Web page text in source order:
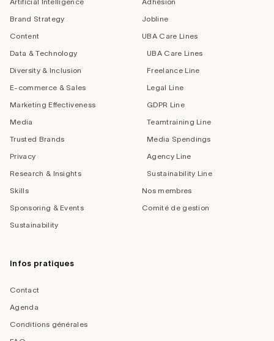
Artificial Intelligence
Brand Strategy
Content
Data & Technology
Diversity & Inclusion
E-commerce & Sales
Marketing Effectiveness
Media
Trusted Brands
Privacy
Research & Insights
Skills
Sponsoring & Events
Sustainability
Adhésion
Jobline
UBA Care Lines
UBA Care Lines
Freelance Line
Legal Line
GDPR Line
Teamtraining Line
Media Spendings
Agency Line
Sustainability Line
Nos membres
Comité de gestion
Infos pratiques
Contact
Agenda
Conditions générales